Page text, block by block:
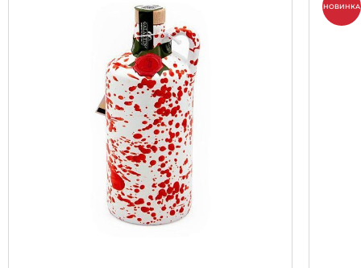
НОВИНКА